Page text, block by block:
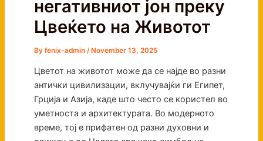
негативниот јон преку
Цвеќето на Животот
By fenix-admin /November 13, 2025
Цветот на животот може да се најде во разни
антички цивилизации, вклучувајќи ги Египет,
Грција и Азија, каде што често се користел во
уметноста и архитектурата. Во модерното
време, тој е прифатен од разни духовни и